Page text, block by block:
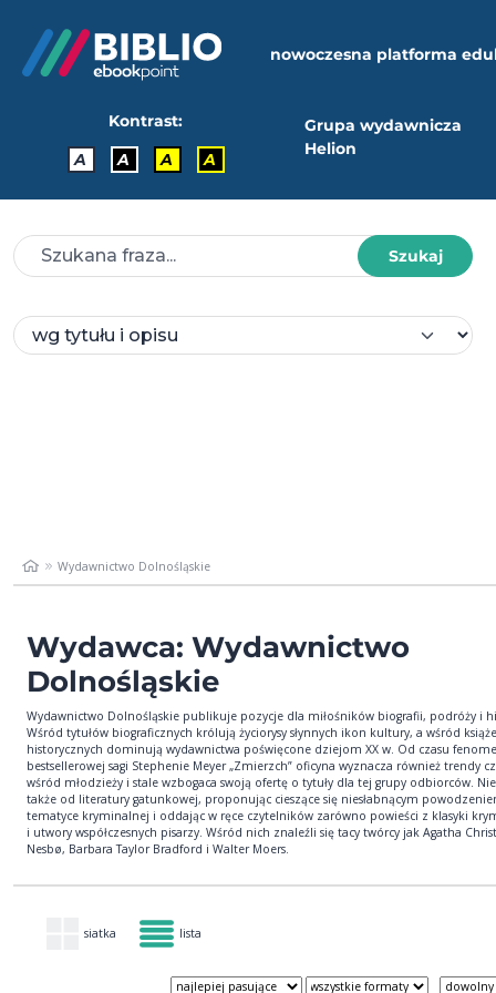
nowoczesna platforma
Kontrast:
A
A A A
Grupa wydawnicza
Helion
Szukaj
Wydawnictwo Dolnośląskie
Wydawca: Wydawnictwo
Dolnośląskie
Wydawnictwo Dolnośląskie publikuje pozycje dla miłośników biografii, podróży i
Wśród tytułów biograficznych królują życiorysy słynnych ikon kultury, a wśród
historycznych dominują wydawnictwa poświęcone dziejom XX w. Od czasu
bestsellerowej sagi Stephenie Meyer „Zmierzch” oficyna wyznacza również trendy
wśród młodzieży i stale wzbogaca swoją ofertę o tytuły dla tej grupy odbiorców.
także od literatury gatunkowej, proponując cieszące się niesłabnącym
tematyce kryminalnej i oddając w ręce czytelników zarówno powieści z klasyki
i utwory współczesnych pisarzy. Wśród nich znaleźli się tacy twórcy jak Agatha
Nesbø, Barbara Taylor Bradford i Walter Moers.
siatka lista